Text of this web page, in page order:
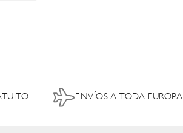
ENVÍOS A TODA EUROPA